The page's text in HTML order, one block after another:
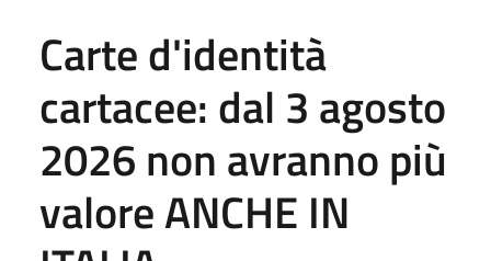
Carte d'identità
cartacee: dal 3 agosto
2026 non avranno più
valore ANCHE IN